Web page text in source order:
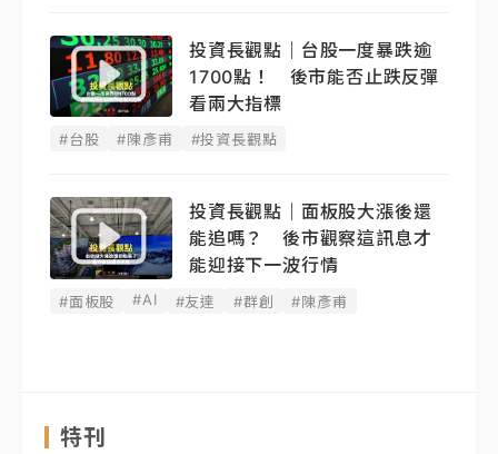
投資長觀點｜台股一度暴跌逾
1700點！ 後市能否止跌反彈
看兩大指標
#台股 #陳彥甫 #投資長觀點
投資長觀點｜面板股大漲後還
能追嗎？ 後市觀察這訊息才
能迎接下一波行情
#面板股 #AI #友達 #群創 #陳彥甫
特刊